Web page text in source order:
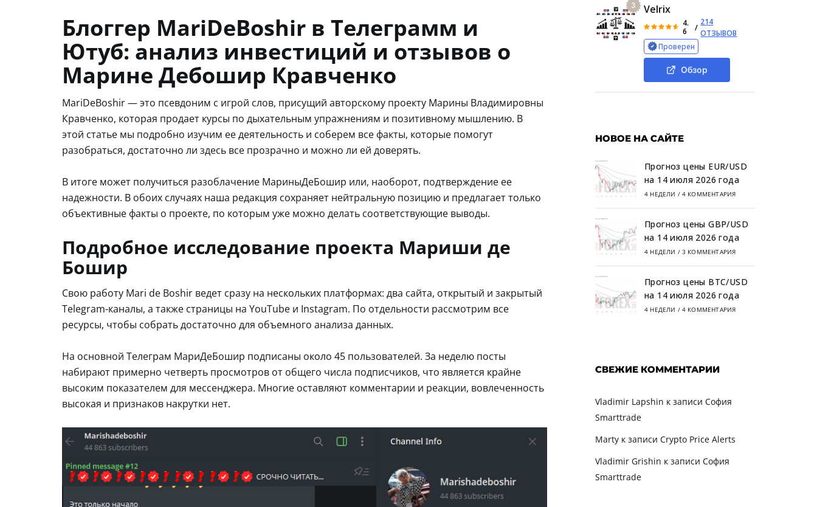
Блоггер MariDeBoshir в Телеграмм и
Ютуб: анализ инвестиций и отзывов о
Марине Дебошир Кравченко
MariDeBoshir — это псевдоним с игрой слов, присущий авторскому проекту Марины Владимировны
Кравченко, которая продает курсы по дыхательным упражнениям и позитивному мышлению. В
этой статье мы подробно изучим ее деятельность и соберем все факты, которые помогут
разобраться, достаточно ли здесь все прозрачно и можно ли ей доверять.
В итоге может получиться разоблачение МариныДеБошир или, наоборот, подтверждение ее
надежности. В обоих случаях наша редакция сохраняет нейтральную позицию и предлагает только
объективные факты о проекте, по которым уже можно делать соответствующие выводы.
Подробное исследование проекта Мариши де
Бошир
Свою работу Mari de Boshir ведет сразу на нескольких платформах: два сайта, открытый и закрытый
Telegram-каналы, а также страницы на YouTube и Instagram. По отдельности рассмотрим все
ресурсы, чтобы собрать достаточно для объемного анализа данных.
На основной Телеграм МариДеБошир подписаны около 45 пользователей. За неделю посты
набирают примерно четверть просмотров от общего числа подписчиков, что является крайне
высоким показателем для мессенджера. Многие оставляют комментарии и реакции, вовлеченность
высокая и признаков накрутки нет.
3 Velrix
4.
6
/
214
ОТЗЫВОВ
Проверен
Обзор
НОВОЕ НА САЙТЕ
Прогноз цены EUR/USD
на 14 июля 2026 года
4 НЕДЕЛИ / 4 КОММЕНТАРИЯ
Прогноз цены GBP/USD
на 14 июля 2026 года
4 НЕДЕЛИ / 3 КОММЕНТАРИЯ
Прогноз цены BTC/USD
на 14 июля 2026 года
4 НЕДЕЛИ / 4 КОММЕНТАРИЯ
СВЕЖИЕ КОММЕНТАРИИ
Vladimir Lapshin к записи София
Smarttrade
Martyк записи Crypto Price Alerts
Vladimir Grishin к записи София
Smarttrade